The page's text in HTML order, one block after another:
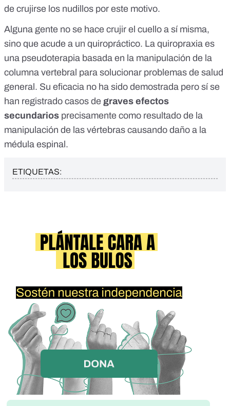
de crujirse los nudillos por este motivo.
Alguna gente no se hace crujir el cuello a sí misma,
sino que acude a un quiropráctico. La quiropraxia es
una pseudoterapia basada en la manipulación de la
columna vertebral para solucionar problemas de salud
general. Su eficacia no ha sido demostrada pero sí se
han registrado casos de graves efectos
secundarios precisamente como resultado de la
manipulación de las vértebras causando daño a la
médula espinal.
ETIQUETAS: